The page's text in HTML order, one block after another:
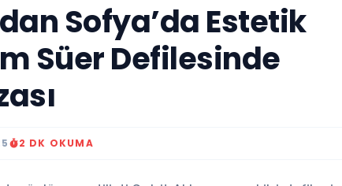
Sofya’da Estetik
Süer Defilesinde
2 DK OKUMA